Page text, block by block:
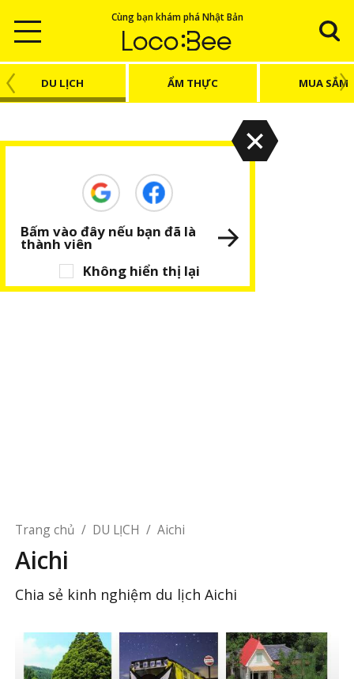
Cùng bạn khám phá Nhật Bản
DU LỊCH ẨM THỰC MUA SẮM
Trang chủ / DU LỊCH /Aichi
Aichi
Chia sẻ kinh nghiệm du lịch Aichi
Không hiển thị lại
Bấm vào đây nếu bạn đã là
thành viên